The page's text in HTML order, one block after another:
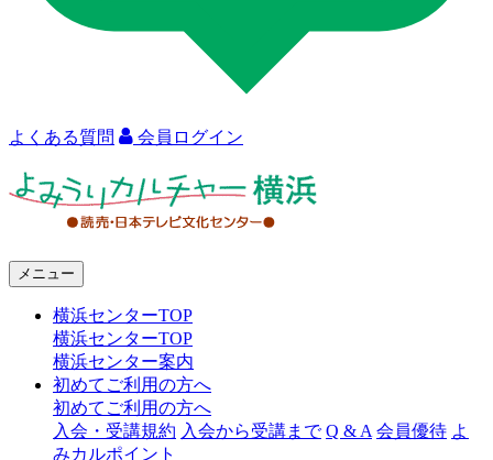
よくある質問 会員ログイン
ャ
メニュー
横浜センターTOP
横浜センターTOP
横浜センター案内
初めてご利用の方へ
初めてご利用の方へ
入会・受講規約 入会から受講まで Q & A 会員優待 よ
みカルポイント